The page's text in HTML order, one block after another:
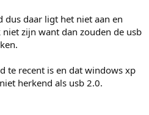
dus daar ligt het niet aan en
zijn want dan zouden de usb
te recent is en dat windows xp
herkend als usb 2.0.